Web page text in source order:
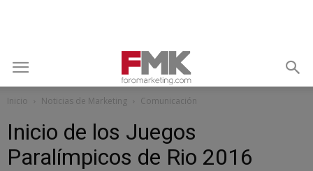
Inicio Noticias de Marketing Comunicación
Inicio de los Juegos
Paralímpicos de Rio 2016